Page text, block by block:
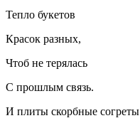
Тепло букетов
Красок разных,
Чтоб не терялась
С прошлым связь.
И плиты скорбные согреты